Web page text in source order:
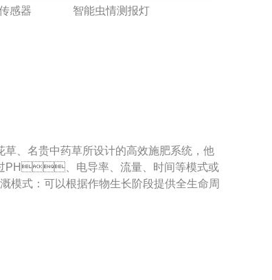
感器 智能虫情测报灯
、名贵中药草所设计的高效施肥系统，他
、电导率、流量、时间等模式或
式：可以根据作物生长阶段提供全生命周